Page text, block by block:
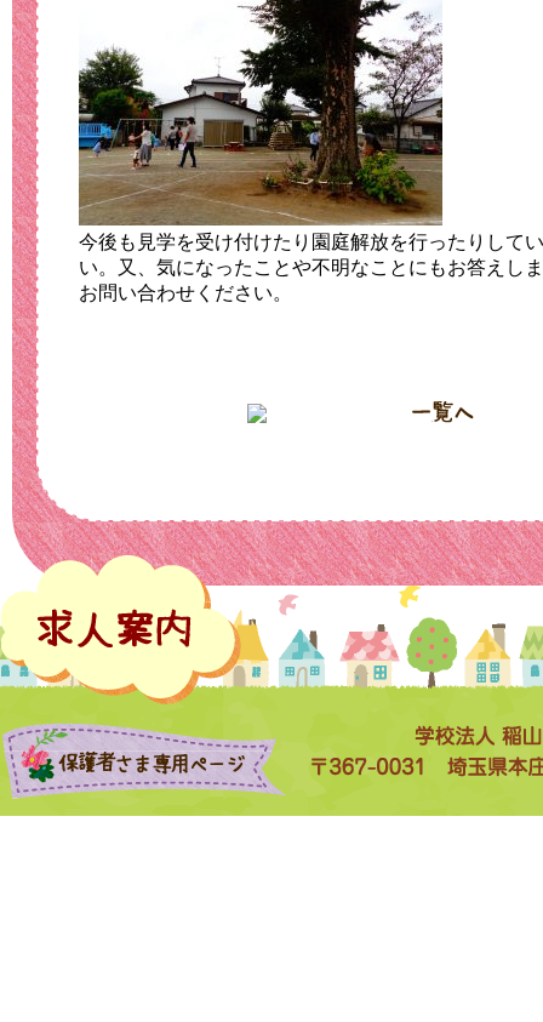
今後も見学を受け付けたり園庭解放を行ったりして
い。又、気になったことや不明なことにもお答えし
お問い合わせください。